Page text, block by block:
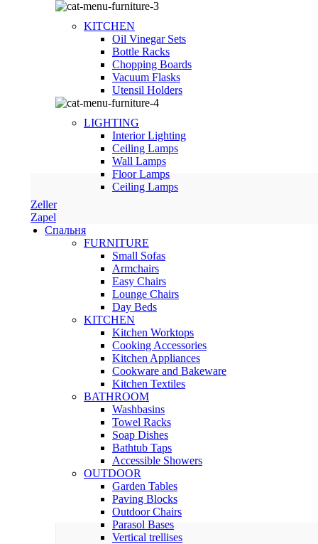
KITCHEN
Oil Vinegar Sets
Bottle Racks
Chopping Boards
Vacuum Flasks
Utensil Holders
LIGHTING
Interior Lighting
Ceiling Lamps
Wall Lamps
Floor Lamps
Ceiling Lamps
Zeller
Zapel
Спальня
FURNITURE
Small Sofas
Armchairs
Easy Chairs
Lounge Chairs
Day Beds
KITCHEN
Kitchen Worktops
Cooking Accessories
Kitchen Appliances
Cookware and Bakeware
Kitchen Textiles
BATHROOM
Washbasins
Towel Racks
Soap Dishes
Bathtub Taps
Accessible Showers
OUTDOOR
Garden Tables
Paving Blocks
Outdoor Chairs
Parasol Bases
Vertical trellises